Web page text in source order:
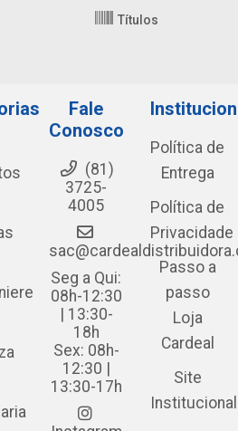
Títulos
Fale
Conosco
(81)
3725-
4005
Seg a Qui:
08h-12:30
| 13:30-
18h
Sex: 08h-
12:30 |
13:30-17h
Política de
Entrega
Política de
Privacidade
Passo a
passo
Loja
Cardeal
Site
Institucional